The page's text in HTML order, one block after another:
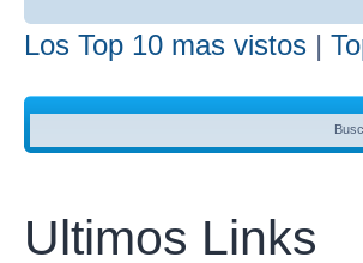
Los Top 10 mas vistos |
Ultimos Links